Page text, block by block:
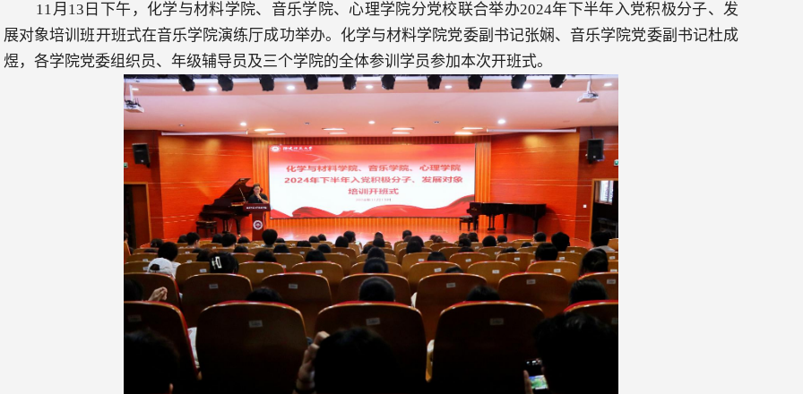
11月 13 日下午，化学与材料学院、音乐学院、心理学院分党校联合举办2024年下半年入党积极分子、发
展对象培训班开班式在音乐学院演练厅成功举办。化学与材料学院党委副书记张娴、音乐学院党委副书记杜成
煜，各学院党委组织员、年级辅导员及三个学院的全体参训学员参加本次开班式。